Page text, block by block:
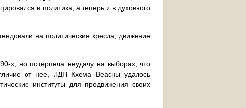
в политика, а теперь и в духовного
на политические кресла, движение
х, но потерпела неудачу на выборах, что
от нее, ЛДП Кхема Веасны удалось
институты для продвижения своих